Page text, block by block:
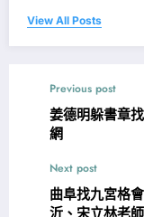
View All Posts
Previous post
姜德明躲書章
網
Next post
曲阜找九宮格